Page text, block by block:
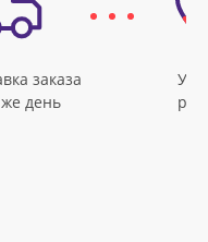
заказа
же день